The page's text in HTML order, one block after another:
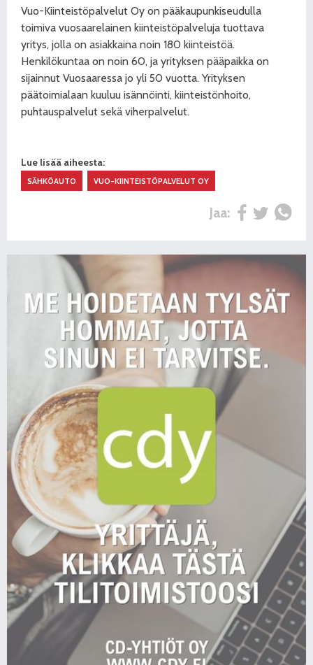
Vuo-Kiinteistöpalvelut Oy on pääkaupunkiseudulla
toimiva vuosaarelainen kiinteistöpalveluja tuottava
yritys, jolla on asiakkaina noin 180 kiinteistöä.
Henkilökuntaa on noin 60, ja yrityksen pääpaikka on
sijainnut Vuosaaressa jo yli 50 vuotta. Yrityksen
päätoimialaan kuuluu isännöinti, kiinteistönhoito,
puhtauspalvelut sekä viherpalvelut.
Lue lisää aiheesta:
SÄHKÖAUTO VUO-KIINTEISTÖPALVELUT OY
Jaa: